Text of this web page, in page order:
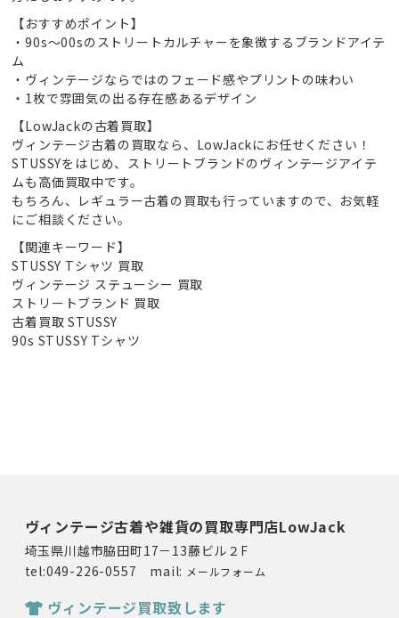
【おすすめポイント】
・90s～00sのストリートカルチャーを象徴するブランドアイテ
ム
・ヴィンテージならではのフェード感やプリントの味わい
・1枚で雰囲気の出る存在感あるデザイン
【LowJackの古着買取】
ヴィンテージ古着の買取なら、LowJackにお任せください！
STUSSYをはじめ、ストリートブランドのヴィンテージアイテ
ムも高価買取中です。
もちろん、レギュラー古着の買取も行っていますので、お気軽
にご相談ください。
【関連キーワード】
STUSSY Tシャツ 買取
ヴィンテージ ステューシー 買取
ストリートブランド 買取
古着買取 STUSSY
90s STUSSY Tシャツ
ヴィンテージ古着や雑貨の買取専門店LowJack
埼玉県川越市脇田町17－13藤ビル２F
tel:049-226-0557 mail: メールフォーム
ヴィンテージ買取致します